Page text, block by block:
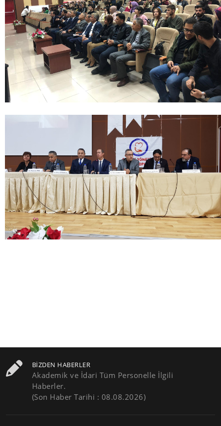
BIZDEN HABERLER
Akademik ve İdari Tüm Personelle İlgili
Haberler.
(Son Haber Tarihi : 08.08.2026)